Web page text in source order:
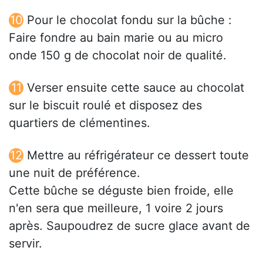
Pour le chocolat fondu sur la bûche :
Faire fondre au bain marie ou au micro
onde 150 g de chocolat noir de qualité.
Verser ensuite cette sauce au chocolat
sur le biscuit roulé et disposez des
quartiers de clémentines.
Mettre au réfrigérateur ce dessert toute
une nuit de préférence.
Cette bûche se déguste bien froide, elle
n'en sera que meilleure, 1 voire 2 jours
après. Saupoudrez de sucre glace avant de
servir.